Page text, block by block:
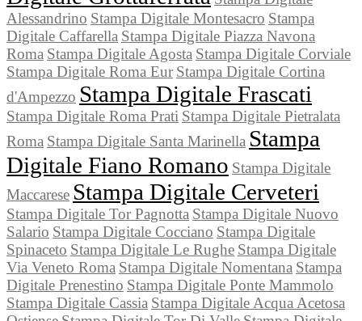
Alessandrino Stampa Digitale Montesacro Stampa
Digitale Caffarella Stampa Digitale Piazza Navona
Roma Stampa Digitale Agosta Stampa Digitale Corviale
Stampa Digitale Roma Eur Stampa Digitale Cortina
d'Ampezzo Stampa Digitale Frascati
Stampa Digitale Roma Prati Stampa Digitale Pietralata
Roma Stampa Digitale Santa Marinella Stampa
Digitale Fiano Romano Stampa Digitale
Maccarese Stampa Digitale Cerveteri
Stampa Digitale Tor Pagnotta Stampa Digitale Nuovo
Salario Stampa Digitale Cocciano Stampa Digitale
Spinaceto Stampa Digitale Le Rughe Stampa Digitale
Via Veneto Roma Stampa Digitale Nomentana Stampa
Digitale Prenestino Stampa Digitale Ponte Mammolo
Stampa Digitale Cassia Stampa Digitale Acqua Acetosa